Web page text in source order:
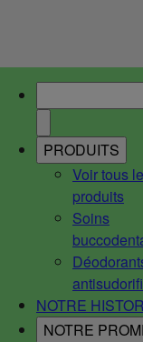
PRODUITS
Voir tous
produits
Soins
NOTRE
NOTRE